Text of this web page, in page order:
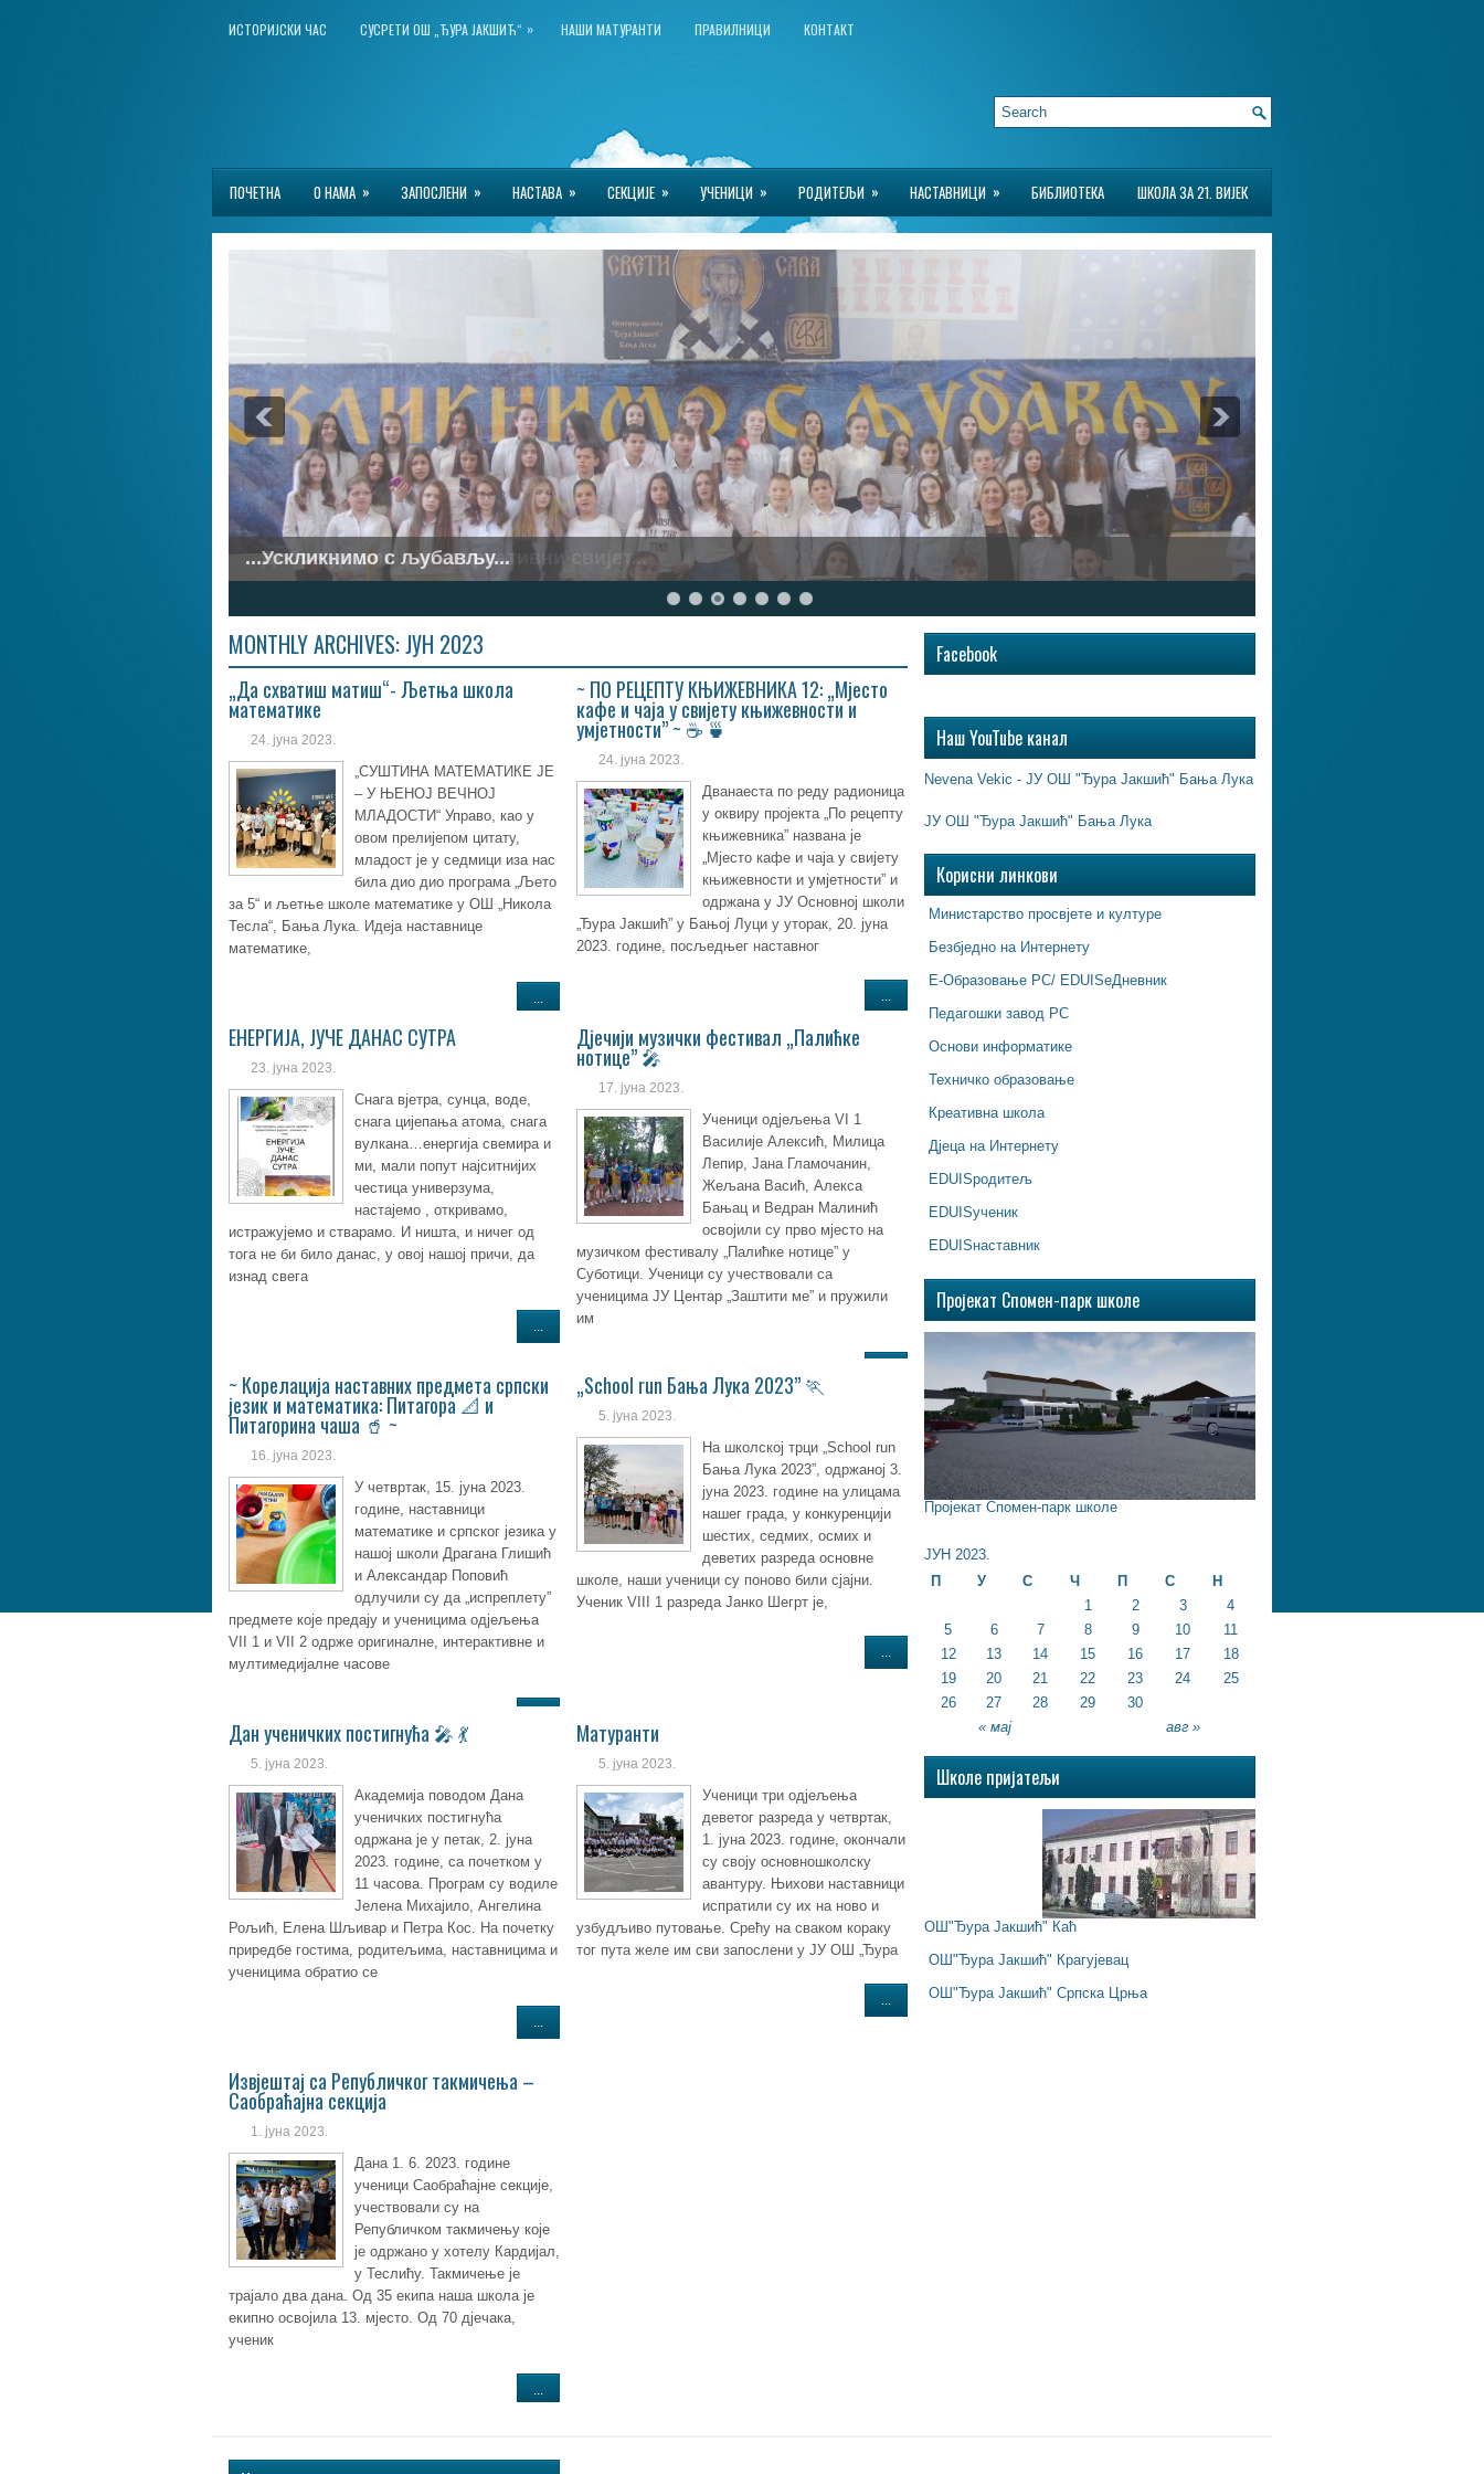
ИСТОРИЈСКИ ЧАС СУСРЕТИ ОШ „ЂУРА ЈАКШИЋ“ » НАШИ МАТУРАНТИ ПРАВИЛНИЦИ КОНТАКТ
ПОЧЕТНА О НАМА » ЗАПОСЛЕНИ » НАСТАВА » СЕКЦИЈЕ » УЧЕНИЦИ » РОДИТЕЉИ » НАСТАВНИЦИ » БИБЛИОТЕКА ШКОЛА ЗА 21. ВИЈЕК
...Ускликнимо с љубављу...
MONTHLY ARCHIVES:ЈУН 2023
„Да схватиш матиш“- Љетња школа
математике
24. јуна 2023.
„СУШТИНА МАТЕМАТИКЕ ЈЕ
– У ЊЕНОЈ ВЕЧНОЈ
МЛАДОСТИ“ Управо, као у
овом прелијепом цитату,
младост је у седмици иза нас
била дио дио програма „Љето
за 5“ и љетње школе математике у ОШ „Никола
Тесла“, Бања Лука. Идеја наставнице
математике,
...
~ ПО РЕЦЕПТУ КЊИЖЕВНИКА 12: „Мјесто
кафе и чаја у свијету књижевности и
умјетности” ~ ☕ 🍵
24. јуна 2023.
Дванаеста по реду радионица
у оквиру пројекта „По рецепту
књижевника” названа је
„Мјесто кафе и чаја у свијету
књижевности и умјетности” и
одржана у ЈУ Основној школи
„Ђура Јакшић” у Бањој Луци у уторак, 20. јуна
2023. године, посљедњег наставног
...
ЕНЕРГИЈА, ЈУЧЕ ДАНАС СУТРА
23. јуна 2023.
Снага вјетра, сунца, воде,
снага цијепања атома, снага
вулкана…енергија свемира и
ми, мали попут најситнијих
честица универзума,
настајемо , откривамо,
истражујемо и стварамо. И ништа, и ничег од
тога не би било данас, у овој нашој причи, да
изнад свега
...
Дјечији музички фестивал „Палићке
нотице” 🎤
17. јуна 2023.
Ученици одјељења VI 1
Василије Алексић, Милица
Лепир, Јана Гламочанин,
Жељана Васић, Алекса
Бањац и Ведран Малинић
освојили су прво мјесто на
музичком фестивалу „Палићке нотице” у
Суботици. Ученици су учествовали са
ученицима ЈУ Центар „Заштити ме” и пружили
им
~ Корелација наставних предмета српски
језик и математика: Питагора 📐 и
Питагорина чаша 🥤 ~
16. јуна 2023.
У четвртак, 15. јуна 2023.
године, наставници
математике и српског језика у
нашој школи Драгана Глишић
и Александар Поповић
одлучили су да „испреплету”
предмете које предају и ученицима одјељења
VII 1 и VII 2 одрже оригиналне, интерактивне и
мултимедијалне часове
„School run Бања Лука 2023” 🏃
5. јуна 2023.
На школској трци „School run
Бања Лука 2023”, одржаној 3.
јуна 2023. године на улицама
нашег града, у конкуренцији
шестих, седмих, осмих и
деветих разреда основне
школе, наши ученици су поново били сјајни.
Ученик VIII 1 разреда Јанко Шегрт је,
...
Дан ученичких постигнућа 🎤 💃
5. јуна 2023.
Академија поводом Дана
ученичких постигнућа
одржана је у петак, 2. јуна
2023. године, са почетком у
11 часова. Програм су водиле
Јелена Михајило, Ангелина
Рољић, Елена Шљивар и Петра Кос. На почетку
приредбе гостима, родитељима, наставницима и
ученицима обратио се
...
Матуранти
5. јуна 2023.
Ученици три одјељења
деветог разреда у четвртак,
1. јуна 2023. године, окончали
су своју основношколску
авантуру. Њихови наставници
испратили су их на ново и
узбудљиво путовање. Срећу на сваком кораку
тог пута желе им сви запослени у ЈУ ОШ „Ђура
...
Извјештај са Републичког такмичења –
Саобраћајна секција
1. јуна 2023.
Дана 1. 6. 2023. године
ученици Саобраћајне секције,
учествовали су на
Републичком такмичењу које
је одржано у хотелу Кардијал,
у Теслићу. Такмичење је
трајало два дана. Од 35 екипа наша школа је
екипно освојила 13. мјесто. Од 70 дјечака,
ученик
...
Facebook
Наш YouTube канал
Nevena Vekic - ЈУ ОШ "Ђура Јакшић" Бања Лука
ЈУ ОШ "Ђура Јакшић" Бања Лука
Корисни линкови
Министарство просвјете и културе
Безбједно на Интернету
Е-Образовање РС/ EDUISeДневник
Педагошки завод РС
Основи информатике
Техничко образовање
Креативна школа
Дјеца на Интернету
EDUISродитељ
EDUISученик
EDUISнаставник
Пројекат Спомен-парк школе
Пројекат Спомен-парк школе
ЈУН 2023.
П
У С Ч П С Н
« мај авг »
1 2 3
4
5
6 7 8 9 10
11
12
13 14 15 16 17
18
19
20 21 22 23 24
25
26
27 28 29 30
Школе пријатељи
ОШ"Ђура Јакшић" Каћ
ОШ"Ђура Јакшић" Крагујевац
ОШ"Ђура Јакшић" Српска Црња